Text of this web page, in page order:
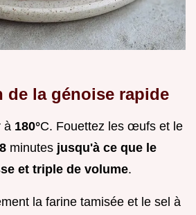
de la génoise rapide
à 180°C. Fouettez les œufs et le
8 minutes jusqu'à ce que le
et triple de volume.
la farine tamisée et le sel à